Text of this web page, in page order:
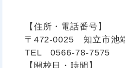
【住所・電話番号】
〒472-0025 知立市池
TEL 0566-78-7575
【開校日・時間】